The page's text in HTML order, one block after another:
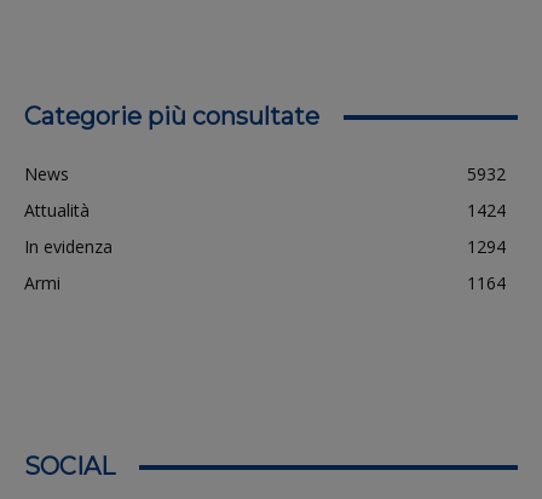
Categorie più consultate
News
5932
Attualità
1424
In evidenza
1294
Armi
1164
SOCIAL